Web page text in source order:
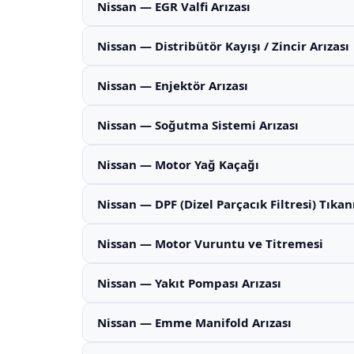
Nissan — EGR Valfi Arızası
Nissan — Distribütör Kayışı / Zincir Arızası
Nissan — Enjektör Arızası
Nissan — Soğutma Sistemi Arızası
Nissan — Motor Yağ Kaçağı
Nissan — DPF (Dizel Parçacık Filtresi)
Nissan — Motor Vuruntu ve Titremesi
Nissan — Yakıt Pompası Arızası
Nissan — Emme Manifold Arızası